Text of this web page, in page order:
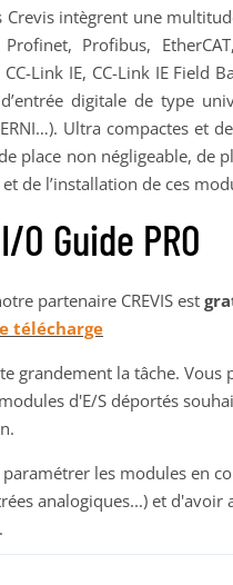
Crevis intègrent une
Profibus,
CC-Link IE, CC-Link IE Field
digitale de type
Ultra compactes et
place non négligeable, de
de l’installation de ces
Guide PRO
partenaire CREVIS est
télécharge
grandement la tâche. Vous
d'E/S déportés
les modules en
analogiques...) et d'avoir